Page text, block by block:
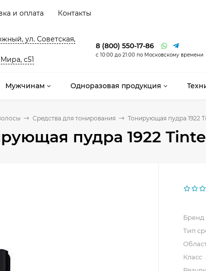
и оплата Контакты
ул. Советская,
с51
8 (800) 550-17-86
с 10:00 до 21:00 по Московскому времени
Мужчинам Одноразовая продукция
Средства для тонирования Тонирующая пудра 1922
пудра 1922
Бренд
Тип
Класс